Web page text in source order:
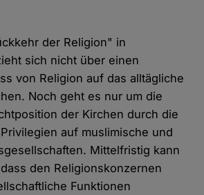
der Religion" in
sich nicht über einen
von Religion auf das alltägliche
Noch geht es nur um die
der Kirchen durch die
auf muslimische und
Mittelfristig kann
den Religionskonzernen
Funktionen